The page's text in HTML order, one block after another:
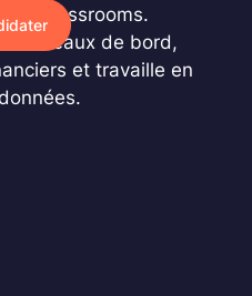
tableaux de bord,
et travaille en